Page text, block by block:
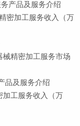
产品及服务介绍
密加工服务收入（万
精密加工服务市场
品及服务介绍
工服务收入（万